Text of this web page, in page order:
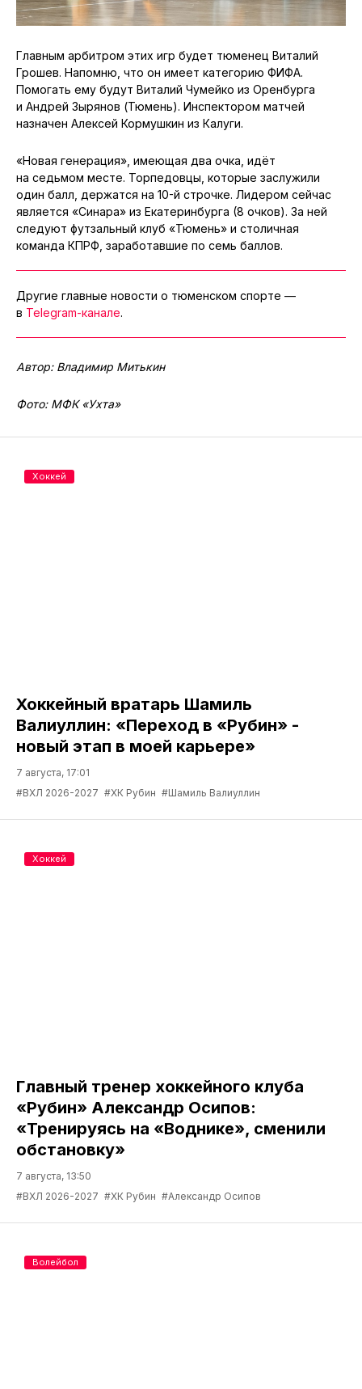
Главным арбитром этих игр будет тюменец Виталий
Грошев. Напомню, что он имеет категорию ФИФА.
Помогать ему будут Виталий Чумейко из Оренбурга
и Андрей Зырянов (Тюмень). Инспектором матчей
назначен Алексей Кормушкин из Калуги.
«Новая генерация», имеющая два очка, идёт
на седьмом месте. Торпедовцы, которые заслужили
один балл, держатся на 10-й строчке. Лидером сейчас
является «Синара» из Екатеринбурга (8 очков). За ней
следуют футзальный клуб «Тюмень» и столичная
команда КПРФ, заработавшие по семь баллов.
Другие главные новости о тюменском спорте —
в Telegram-канале.
Автор: Владимир Митькин
Фото: МФК «Ухта»
Хоккейный вратарь Шамиль
Валиуллин: «Переход в «Рубин» -
новый этап в моей карьере»
7 августа, 17:01
#ВХЛ 2026-2027 #ХК Рубин #Шамиль Валиуллин
Хоккей
Главный тренер хоккейного клуба
«Рубин» Александр Осипов:
«Тренируясь на «Воднике», сменили
обстановку»
7 августа, 13:50
#ВХЛ 2026-2027 #ХК Рубин #Александр Осипов
Хоккей
Волейбол